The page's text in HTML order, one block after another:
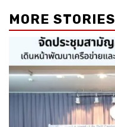
MORE STORIES